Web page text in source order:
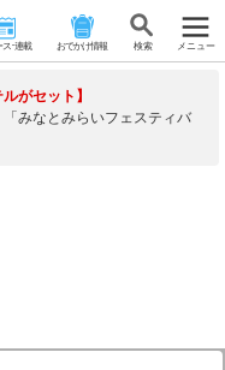
ス･連載 おでかけ情報 検 索 メニュー
がセット】
みなとみらいフェスティバ